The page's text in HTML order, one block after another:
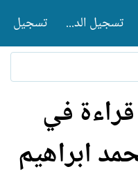
تسجيل الدخول تسجيل
في
ابراهيم